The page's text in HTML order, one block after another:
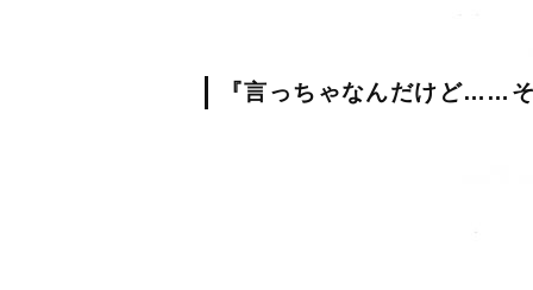
『言っちゃなんだけど……